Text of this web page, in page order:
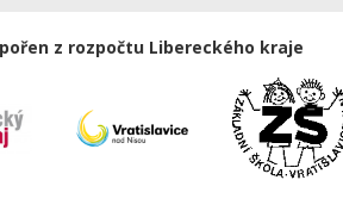
z rozpočtu Libereckého kraje